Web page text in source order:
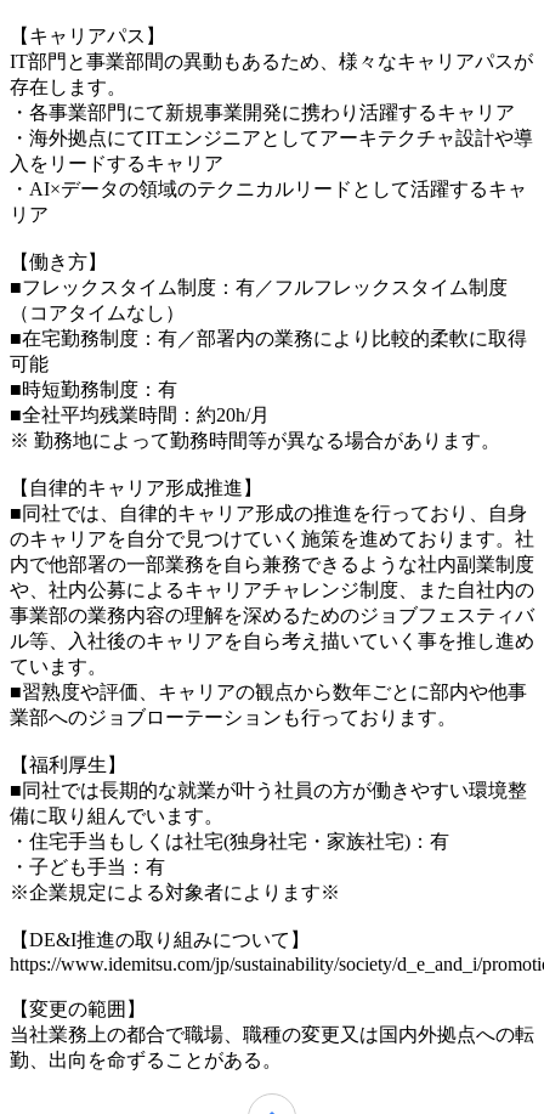
【キャリアパス】
IT部門と事業部間の異動もあるため、様々なキャリアパスが
存在します。
・各事業部門にて新規事業開発に携わり活躍するキャリア
・海外拠点にてITエンジニアとしてアーキテクチャ設計や導
入をリードするキャリア
・AI×データの領域のテクニカルリードとして活躍するキャ
リア
【働き方】
■フレックスタイム制度：有／フルフレックスタイム制度
（コアタイムなし）
■在宅勤務制度：有／部署内の業務により比較的柔軟に取得
可能
■時短勤務制度：有
■全社平均残業時間：約20h/月
※ 勤務地によって勤務時間等が異なる場合があります。
【自律的キャリア形成推進】
■同社では、自律的キャリア形成の推進を行っており、自身
のキャリアを自分で見つけていく施策を進めております。社
内で他部署の一部業務を自ら兼務できるような社内副業制度
や、社内公募によるキャリアチャレンジ制度、また自社内の
事業部の業務内容の理解を深めるためのジョブフェスティバ
ル等、入社後のキャリアを自ら考え描いていく事を推し進め
ています。
■習熟度や評価、キャリアの観点から数年ごとに部内や他事
業部へのジョブローテーションも行っております。
【福利厚生】
■同社では長期的な就業が叶う社員の方が働きやすい環境整
備に取り組んでいます。
・住宅手当もしくは社宅(独身社宅・家族社宅)：有
・子ども手当：有
※企業規定による対象者によります※
【DE&I推進の取り組みについて】
https://www.idemitsu.com/jp/sustainability/society/d_e_and_i/
【変更の範囲】
当社業務上の都合で職場、職種の変更又は国内外拠点への転
勤、出向を命ずることがある。